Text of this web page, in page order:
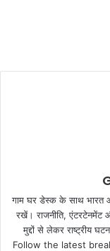
गाम घर डेस्क के साथ भारत
रखें। राजनीति, एंटरटेनमेंट
मुद्दों से लेकर राष्ट्रीय
Follow the latest